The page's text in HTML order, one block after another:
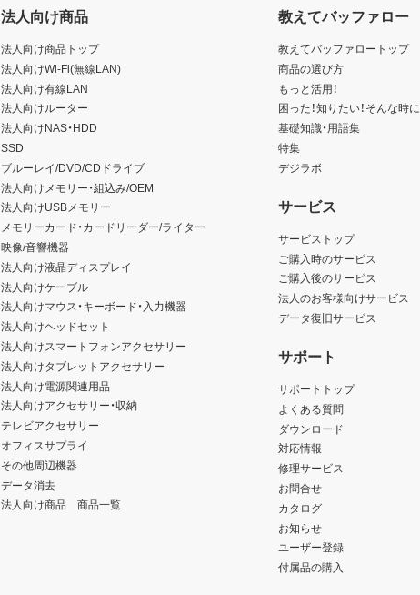
法人向け商品
法人向け商品トップ
法人向けWi-Fi(無線LAN)
法人向け有線LAN
法人向けルーター
法人向けNAS・HDD
SSD
ブルーレイ/DVD/CDドライブ
法人向けメモリー・組込み/OEM
法人向けUSBメモリー
メモリーカード・カードリーダー/ライター
映像/音響機器
法人向け液晶ディスプレイ
法人向けケーブル
法人向けマウス・キーボード・入力機器
法人向けヘッドセット
法人向けスマートフォンアクセサリー
法人向けタブレットアクセサリー
法人向け電源関連用品
法人向けアクセサリー・収納
テレビアクセサリー
オフィスサプライ
その他周辺機器
データ消去
法人向け商品 商品一覧
教えてバッファロー
教えてバッファロートップ
商品の選び方
もっと活用！
困った！知りたい！そんな時に
基礎知識・用語集
特集
デジラボ
サービス
サービストップ
ご購入時のサービス
ご購入後のサービス
法人のお客様向けサービス
データ復旧サービス
サポート
サポートトップ
よくある質問
ダウンロード
対応情報
修理サービス
お問合せ
カタログ
お知らせ
ユーザー登録
付属品の購入